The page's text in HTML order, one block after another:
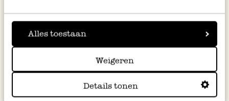
Alles toestaan
Weigeren
Details tonen
Déposez-y la pâte déroulée et disposez-y
ensuite les chicons et les oignons en
terminant par quelques morceaux de vieux